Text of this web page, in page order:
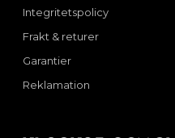
Integritetspolicy
Frakt & returer
Garantier
Reklamation